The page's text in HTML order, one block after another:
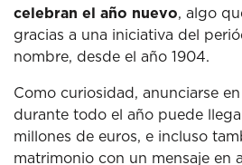
celebran el año nuevo, algo
gracias a una iniciativa del
nombre, desde el año 1904.
Como curiosidad, anunciarse
durante todo el año puede
millones de euros, e incluso
matrimonio con un mensaje en